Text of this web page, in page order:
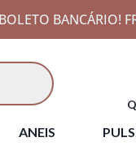
BANCÁRIO!
ANEIS